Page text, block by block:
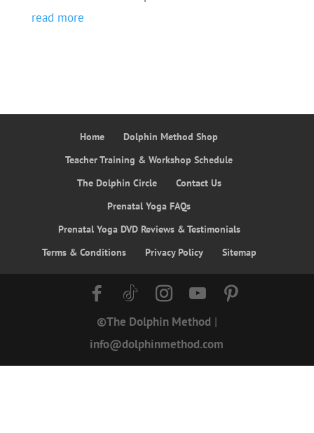
read more
Home
Dolphin Method Shop
Teacher Training & Workshop Schedule
The Dolphin Circle
Contact Us
Prenatal Yoga FAQs
Prenatal Yoga DVD Reviews & Testimonials
Terms & Conditions
Privacy Policy Sitemap
©The Dolphin Method |
info@dolphinmethod.com